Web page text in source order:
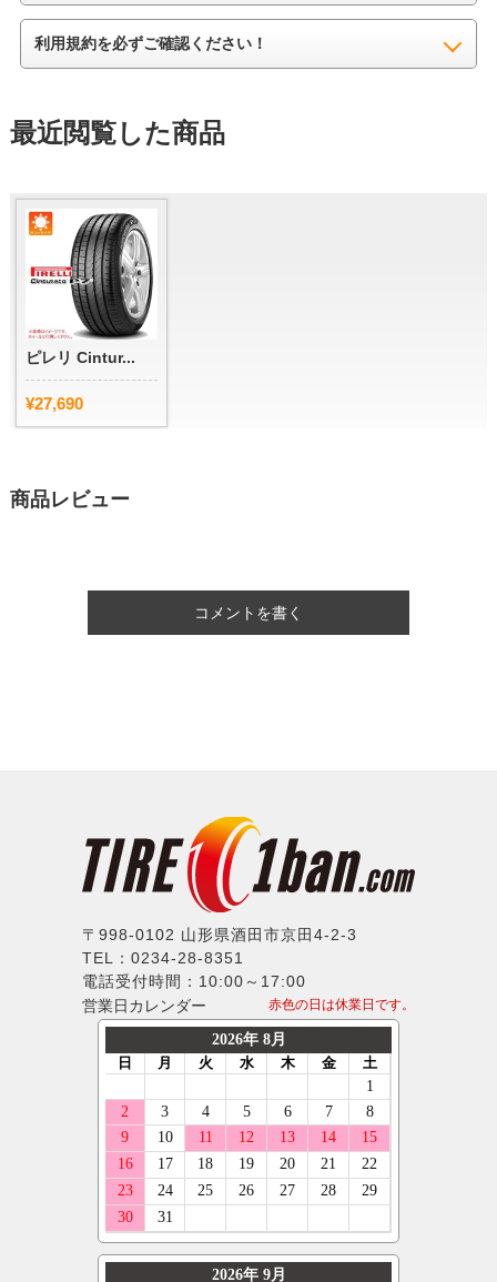
利用規約を必ずご確認ください！
最近閲覧した商品
ピレリ Cintur...
¥27,690
商品レビュー
コメントを書く
〒998-0102 山形県酒田市京田4-2-3
TEL：0234-28-8351
電話受付時間：10:00～17:00
営業日カレンダー
赤色の日は休業日です。